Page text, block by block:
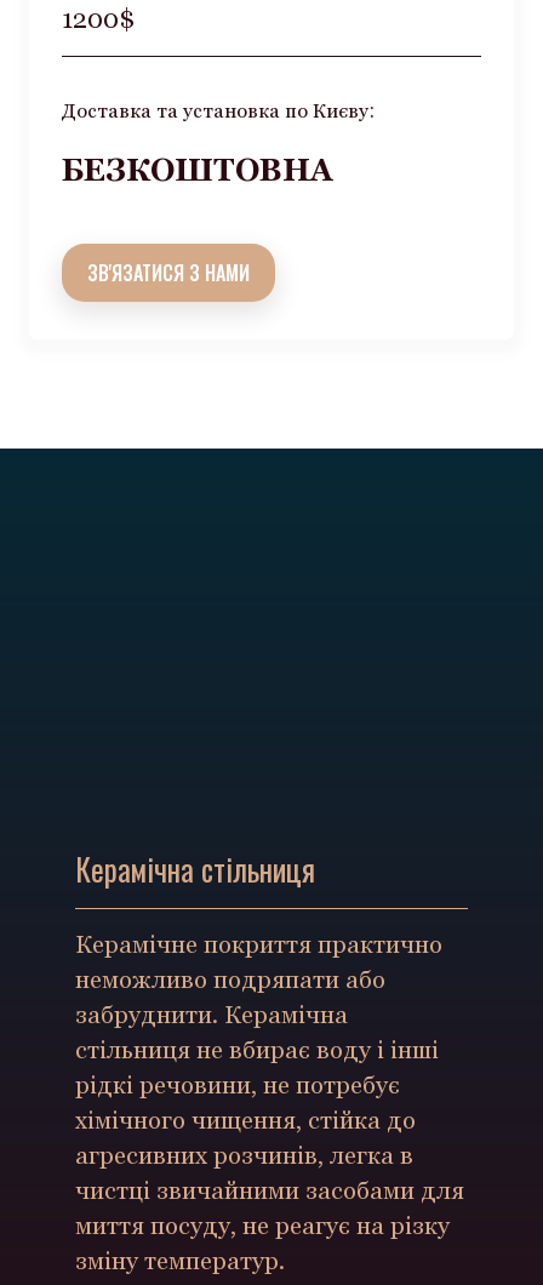
1200$
Доставка та установка по Києву:
БЕЗКОШТОВНА
ЗВ'ЯЗАТИСЯ З НАМИ
Керамічна стільниця
Керамічне покриття практично
неможливо подряпати або
забруднити. Керамічна
стільниця не вбирає воду і інші
рідкі речовини, не потребує
хімічного чищення, стійка до
агресивних розчинів, легка в
чистці звичайними засобами для
миття посуду, не реагує на різку
зміну температур.